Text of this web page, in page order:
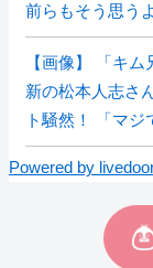
前らもそう思う
【画像】 「キ
新の松本人志さ
ト騒然！ 「マ
Powered by